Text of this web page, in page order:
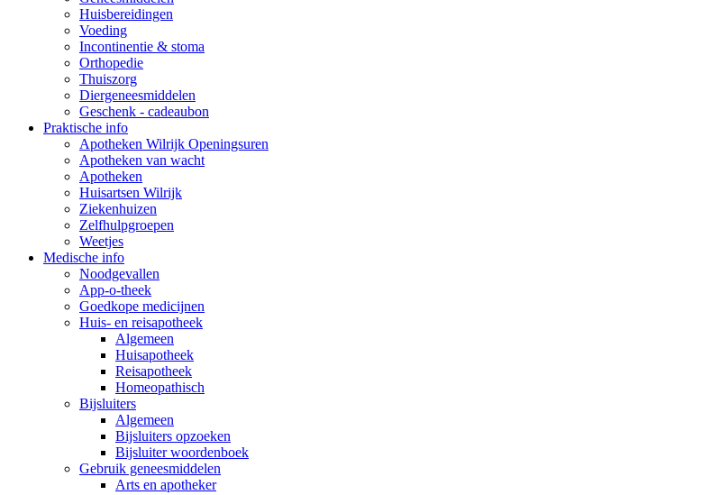
Huisbereidingen
Voeding
Incontinentie & stoma
Orthopedie
Thuiszorg
Diergeneesmiddelen
Geschenk - cadeaubon
Praktische info
Apotheken Wilrijk Openingsuren
Apotheken van wacht
Apotheken
Huisartsen Wilrijk
Ziekenhuizen
Zelfhulpgroepen
Weetjes
Medische info
Noodgevallen
App-o-theek
Goedkope medicijnen
Huis- en reisapotheek
Algemeen
Huisapotheek
Reisapotheek
Homeopathisch
Bijsluiters
Algemeen
Bijsluiters opzoeken
Bijsluiter woordenboek
Gebruik geneesmiddelen
Arts en apotheker